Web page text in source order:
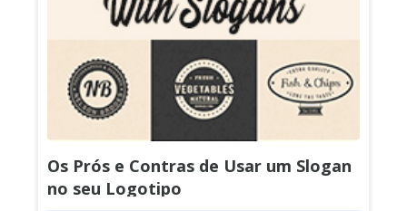
Os Prós e Contras de Usar um Slogan
no seu Logotipo